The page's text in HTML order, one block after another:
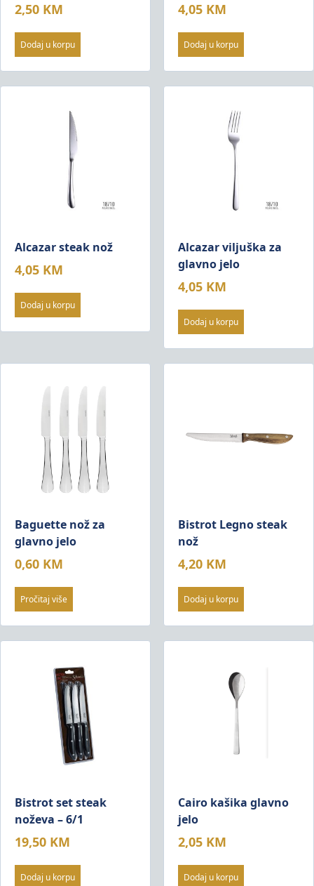
2,50 KM
Dodaj u korpu
4,05 KM
Dodaj u korpu
Alcazar steak nož
4,05 KM
Dodaj u korpu
Alcazar viljuška za
glavno jelo
4,05 KM
Dodaj u korpu
Baguette nož za
glavno jelo
0,60 KM
Pročitaj više
Bistrot Legno steak
nož
4,20 KM
Dodaj u korpu
Bistrot set steak
noževa – 6/1
19,50 KM
Dodaj u korpu
Cairo kašika glavno
jelo
2,05 KM
Dodaj u korpu